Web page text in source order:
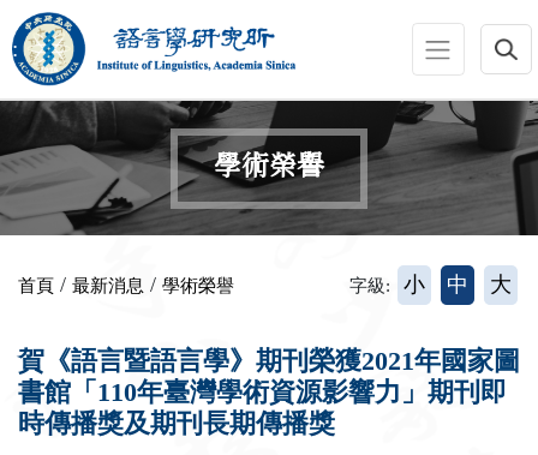
跳到主要內容區塊
:::
學術榮譽
首頁 / 最新消息 / 學術榮譽 字級: 小 中 大
賀《語言暨語言學》期刊榮獲2021年國家圖
書館「110年臺灣學術資源影響力」期刊即
時傳播獎及期刊長期傳播獎